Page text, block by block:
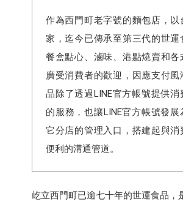
作為西門町老字號的麵包店，以
家，迄今已傳承至第三代的世運
餐盒點心、滷味、港點燒賣和各
廣受消費者的歡迎，因應支付風
品除了透過LINE官方帳號提供消
的服務，也讓LINE官方帳號發
它分店的管理入口，搭建起與消
便利的溝通管道。
屹立西門町已逾七十年的世運食品，